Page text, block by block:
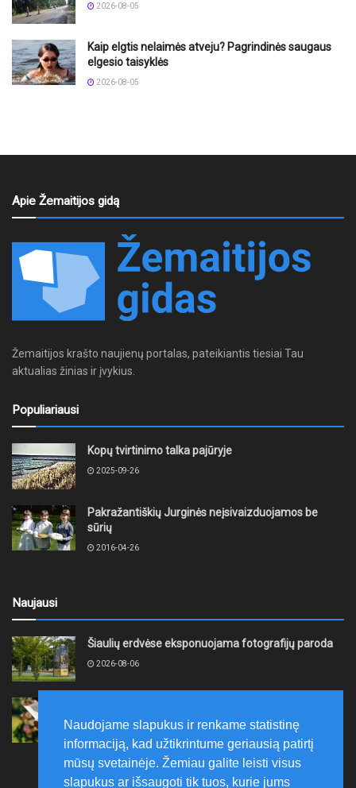
2026-08-05
Kaip elgtis nelaimės atveju? Pagrindinės saugaus
elgesio taisyklės
2026-08-05
Apie Žemaitijos gidą
Žemaitijos krašto naujienų portalas, pateikiantis tiesiai Tau
aktualias žinias ir įvykius.
Populiariausi
Kopų tvirtinimo talka pajūryje
2025-09-26
Pakražantiškių Jurginės neįsivaizduojamos be
sūrių
2016-04-26
Naujausi
Šiaulių erdvėse eksponuojama fotografijų paroda
2026-08-06
su poete Vitalija Maksvyte
2026-08-06
Naudojame slapukus ir renkame statistinę
informaciją, kad užtikrintume geriausią patirtį
mūsų svetainėje. Žemiau galite leisti visus
slapukus ar išsaugoti tik tuos, kurie jums